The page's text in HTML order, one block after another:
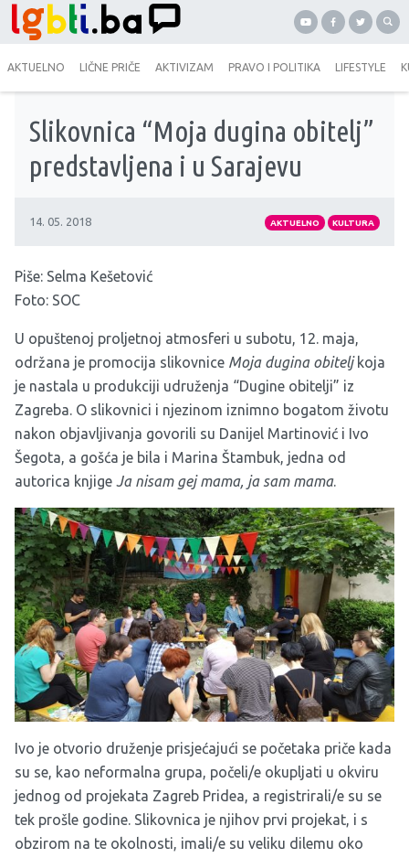
AKTUELNO LIČNE PRIČE AKTIVIZAM PRAVO I POLITIKA LIFESTYLE
Slikovnica “Moja dugina obitelj”
predstavljena i u Sarajevu
14. 05. 2018 AKTUELNO KULTURA
Piše: Selma Kešetović
Foto: SOC
U opuštenoj proljetnoj atmosferi u subotu, 12. maja,
održana je promocija slikovnice Moja dugina obitelj koja
je nastala u produkciji udruženja “Dugine obitelji” iz
Zagreba. O slikovnici i njezinom iznimno bogatom životu
nakon objavljivanja govorili su Danijel Martinović i Ivo
Šegota, a gošća je bila i Marina Štambuk, jedna od
autorica knjige Ja nisam gej mama, ja sam mama.
Ivo je otvorio druženje prisjećajući se početaka priče kada
su se, kao neformalna grupa, počeli/e okupljati u okviru
jednog od projekata Zagreb Pridea, a registrirali/e su se
tek prošle godine. Slikovnica je njihov prvi projekat, i s
obzirom na te okolnosti, imali/e su veliku dilemu oko